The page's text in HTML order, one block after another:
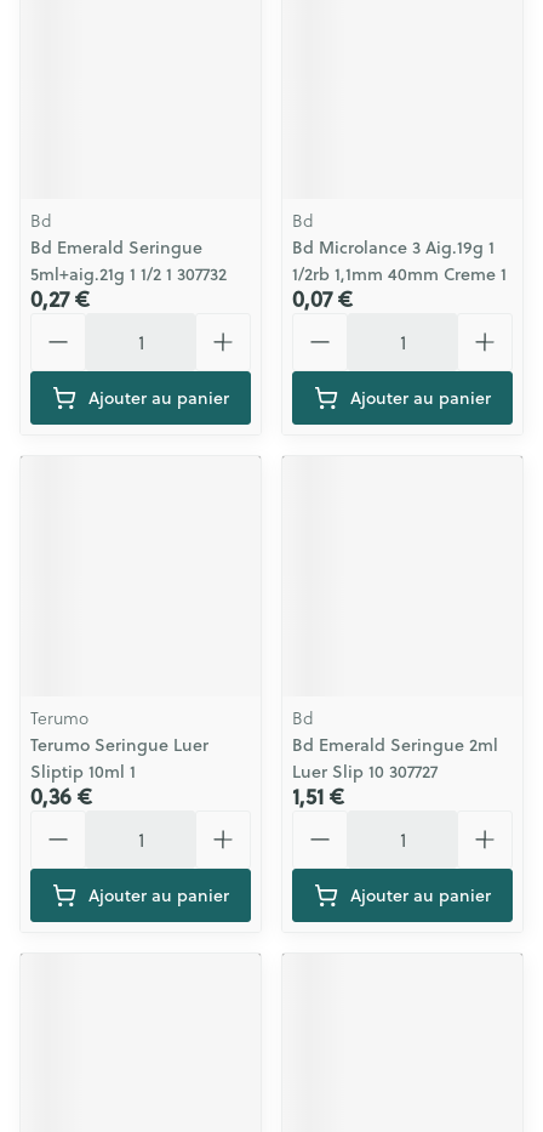
Bd
Bd Emerald Seringue
5ml+aig.21g 1 1/2 1 307732
0,27 €
Ajouter au panier
Bd
Bd Microlance 3 Aig.19g 1
1/2rb 1,1mm 40mm Creme 1
0,07 €
Ajouter au panier
Terumo
Terumo Seringue Luer
Sliptip 10ml 1
0,36 €
Ajouter au panier
Bd
Bd Emerald Seringue 2ml
Luer Slip 10 307727
1,51 €
Ajouter au panier